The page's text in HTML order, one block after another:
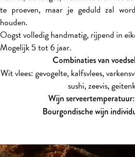
te proeven, maar je geduld zal
houden.
Oogst volledig handmatig, rijpend in
Mogelijk 5 tot 6 jaar.
Combinaties van
Wit vlees: gevogelte, kalfsvlees,
sushi, zeevis,
Wijn
Bourgondische wijn